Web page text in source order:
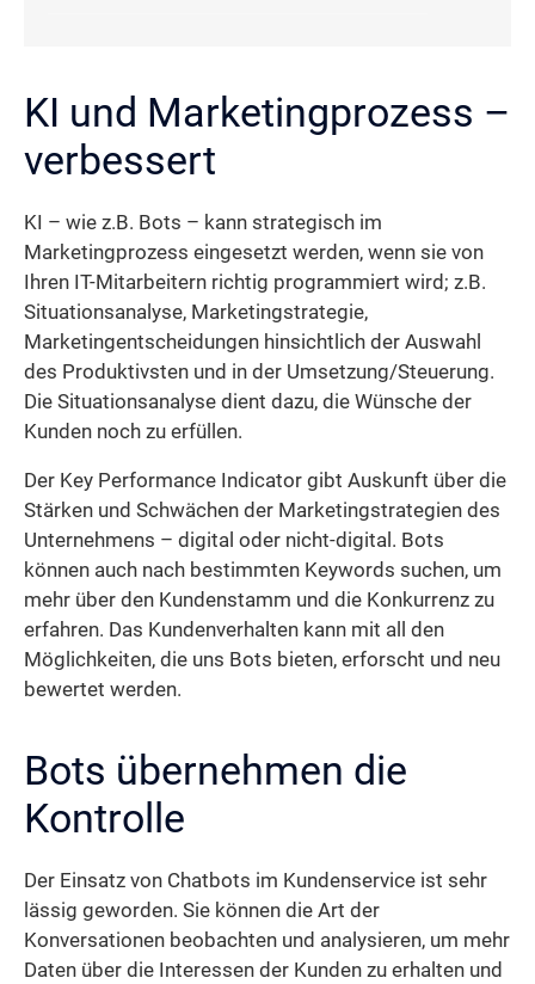
KI und Marketingprozess –
verbessert
KI – wie z.B. Bots – kann strategisch im
Marketingprozess eingesetzt werden, wenn sie von
Ihren IT-Mitarbeitern richtig programmiert wird; z.B.
Situationsanalyse, Marketingstrategie,
Marketingentscheidungen hinsichtlich der Auswahl
des Produktivsten und in der Umsetzung/Steuerung.
Die Situationsanalyse dient dazu, die Wünsche der
Kunden noch zu erfüllen.
Der Key Performance Indicator gibt Auskunft über die
Stärken und Schwächen der Marketingstrategien des
Unternehmens – digital oder nicht-digital. Bots
können auch nach bestimmten Keywords suchen, um
mehr über den Kundenstamm und die Konkurrenz zu
erfahren. Das Kundenverhalten kann mit all den
Möglichkeiten, die uns Bots bieten, erforscht und neu
bewertet werden.
Bots übernehmen die
Kontrolle
Der Einsatz von Chatbots im Kundenservice ist sehr
lässig geworden. Sie können die Art der
Konversationen beobachten und analysieren, um mehr
Daten über die Interessen der Kunden zu erhalten und